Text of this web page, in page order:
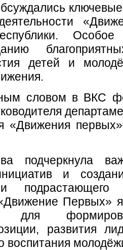
детей и
словом в ВКС
«Движения
подчеркнула
и
Первых»
для
развития
воспитания